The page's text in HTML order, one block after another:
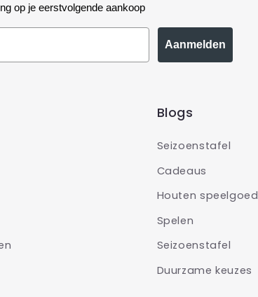
op je eerstvolgende aankoop
Aanmelden
Blogs
Seizoenstafel
Cadeaus
Houten speelgoed
Spelen
Seizoenstafel
Duurzame keuzes